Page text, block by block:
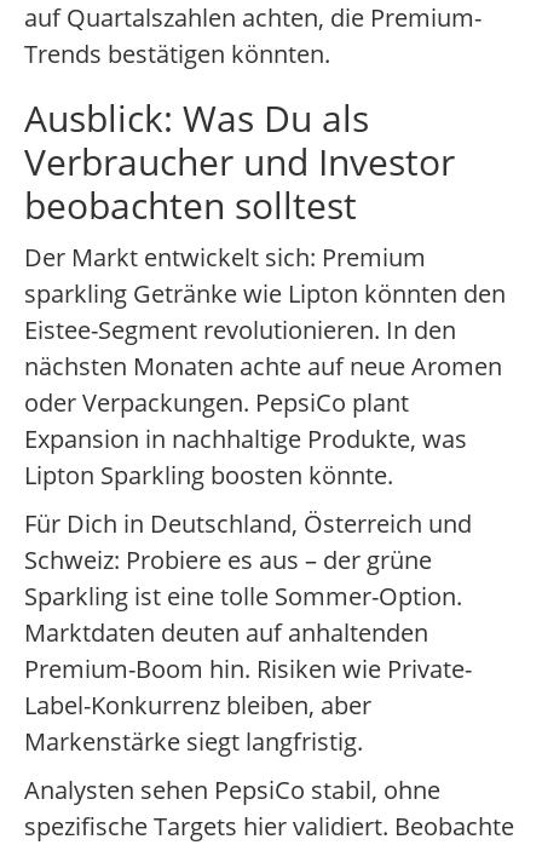
auf Quartalszahlen achten, die Premium-
Trends bestätigen könnten.
Ausblick: Was Du als
Verbraucher und Investor
beobachten solltest
Der Markt entwickelt sich: Premium
sparkling Getränke wie Lipton könnten den
Eistee-Segment revolutionieren. In den
nächsten Monaten achte auf neue Aromen
oder Verpackungen. PepsiCo plant
Expansion in nachhaltige Produkte, was
Lipton Sparkling boosten könnte.
Für Dich in Deutschland, Österreich und
Schweiz: Probiere es aus – der grüne
Sparkling ist eine tolle Sommer-Option.
Marktdaten deuten auf anhaltenden
Premium-Boom hin. Risiken wie Private-
Label-Konkurrenz bleiben, aber
Markenstärke siegt langfristig.
Analysten sehen PepsiCo stabil, ohne
spezifische Targets hier validiert. Beobachte